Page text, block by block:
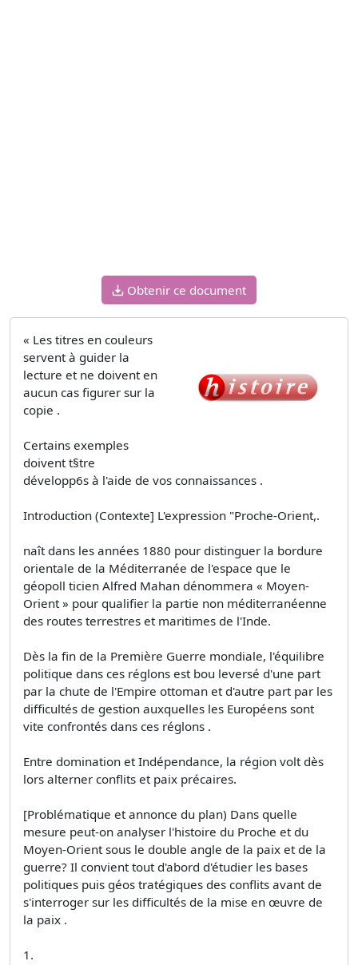
Obtenir ce document
« Les titres en couleurs
servent à guider la
lecture et ne doivent en
aucun cas figurer sur la
copie .
Certains exemples
doivent t§tre
développ6s à l'aide de vos connaissances .
Introduction (Contexte] L'expression "Proche-Orient,.
naît dans les années 1880 pour distinguer la bordure
orientale de la Méditerranée de l'espace que le
géopoll­ ticien Alfred Mahan dénommera « Moyen-
Orient » pour qualifier la partie non méditerranéenne
des routes terrestres et maritimes de l'Inde.
Dès la fin de la Première Guerre mondiale, l'équilibre
politique dans ces réglons est bou­ leversé d'une part
par la chute de l'Empire ottoman et d'autre part par les
difficultés de gestion auxquelles les Européens sont
vite confrontés dans ces réglons .
Entre domination et Indépendance, la région volt dès
lors alterner conflits et paix précaires.
[Problématique et annonce du plan) Dans quelle
mesure peut-on analyser l'histoire du Proche et du
Moyen-Orient sous le double angle de la paix et de la
guerre? Il convient tout d'abord d'étudier les bases
politiques puis géos­ tratégiques des conflits avant de
s'interroger sur les difficultés de la mise en œuvre de
la paix .
1.